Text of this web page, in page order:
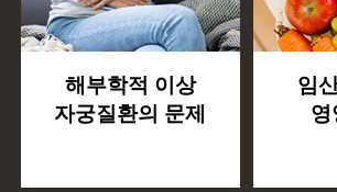
해부학적 이상
자궁질환의 문제
임
영